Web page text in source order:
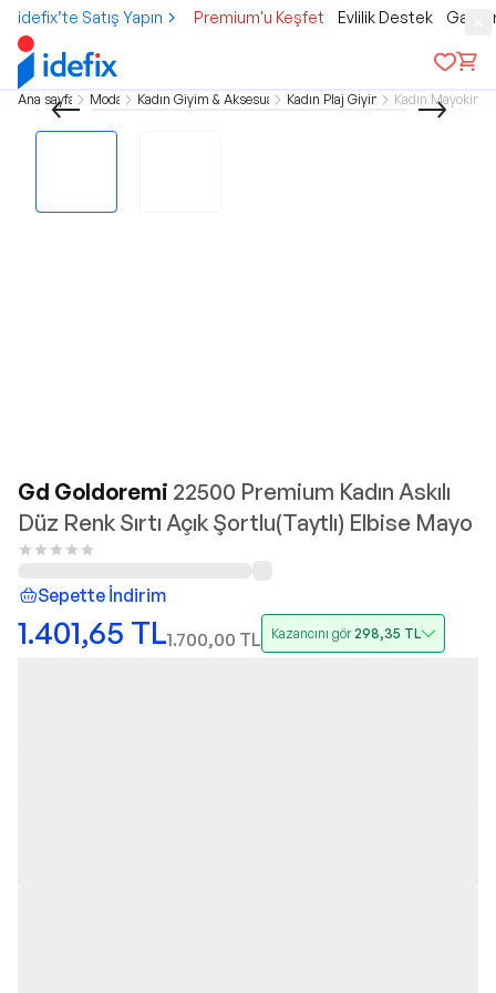
idefix’te Satış Yapın Premium'u Keşfet Evlilik Destek
Ana sayfa Moda Kadın Giyim & Aksesuar Kadın Plaj Giyim Kadın Mayokini
Gd Goldoremi 22500 Premium Kadın Askılı
Düz Renk Sırtı Açık Şortlu(Taytlı) Elbise Mayo
Sepette İndirim
1.401,65 TL1.700,00 TL Kazancını gör298,35 TL